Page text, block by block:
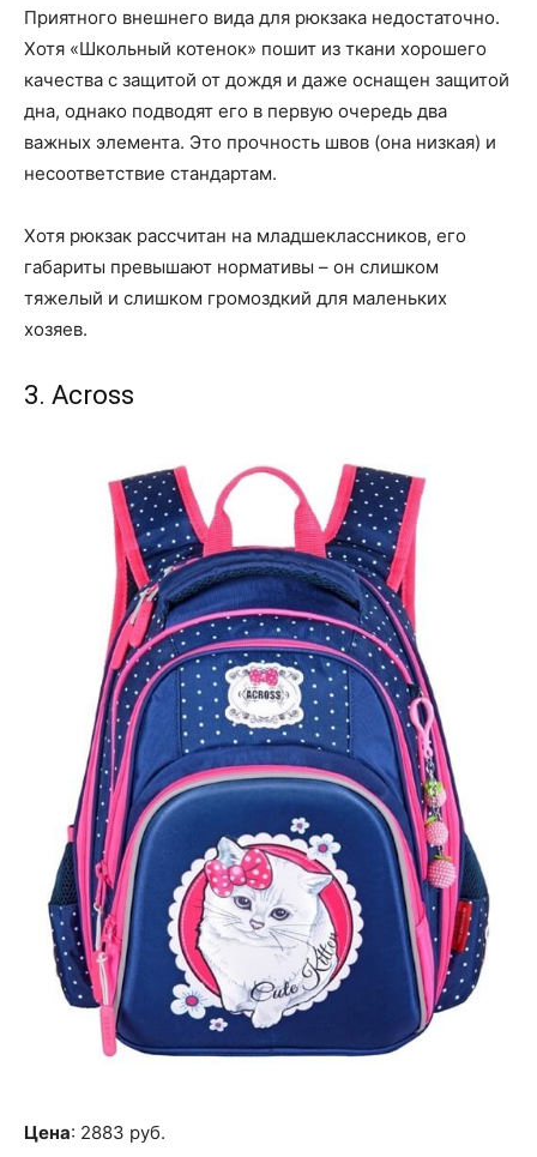
Приятного внешнего вида для рюкзака недостаточно.
Хотя «Школьный котенок» пошит из ткани хорошего
качества с защитой от дождя и даже оснащен защитой
дна, однако подводят его в первую очередь два
важных элемента. Это прочность швов (она низкая) и
несоответствие стандартам.
Хотя рюкзак рассчитан на младшеклассников, его
габариты превышают нормативы – он слишком
тяжелый и слишком громоздкий для маленьких
хозяев.
3. Across
Цена: 2883 руб.